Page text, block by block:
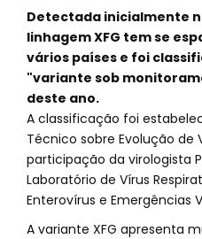
Detectada inicialmente
linhagem XFG tem se
vários países e foi
"variante sob
deste ano.
A classificação foi
Técnico sobre Evolução de
participação da virologista
Laboratório de Vírus
Enterovírus e Emergências
A variante XFG apresenta